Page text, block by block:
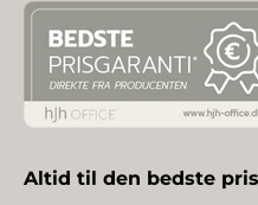
Altid til den bedste